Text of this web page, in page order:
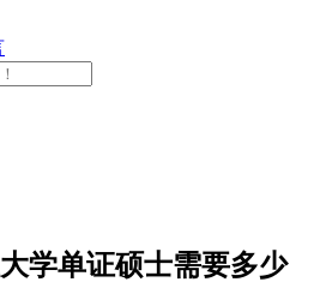
学单证硕士需要多少